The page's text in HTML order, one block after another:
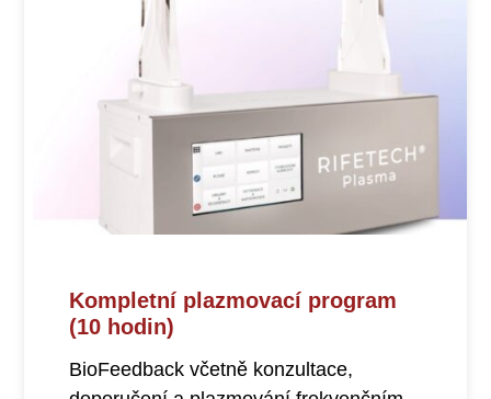
Kompletní plazmovací program
(10 hodin)
BioFeedback včetně konzultace,